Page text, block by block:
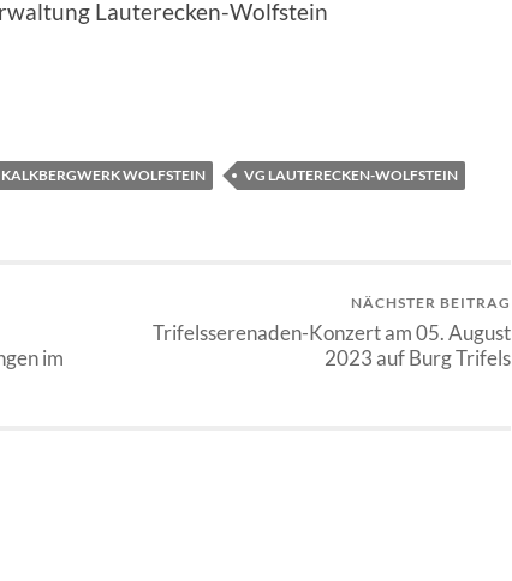
Lauterecken-Wolfstein
KALKBERGWERK WOLFSTEIN VG LAUTERECKEN-WOLFSTEIN
im
NÄCHSTER BEITRAG
Trifelsserenaden-Konzert am 05. August
2023 auf Burg Trifels